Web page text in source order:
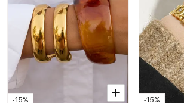
-15% -15%